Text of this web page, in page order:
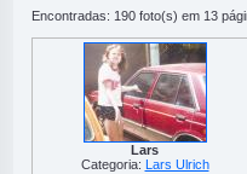
Encontradas: 190 foto(s) em 13
Lars
Categoria: Lars Ulrich